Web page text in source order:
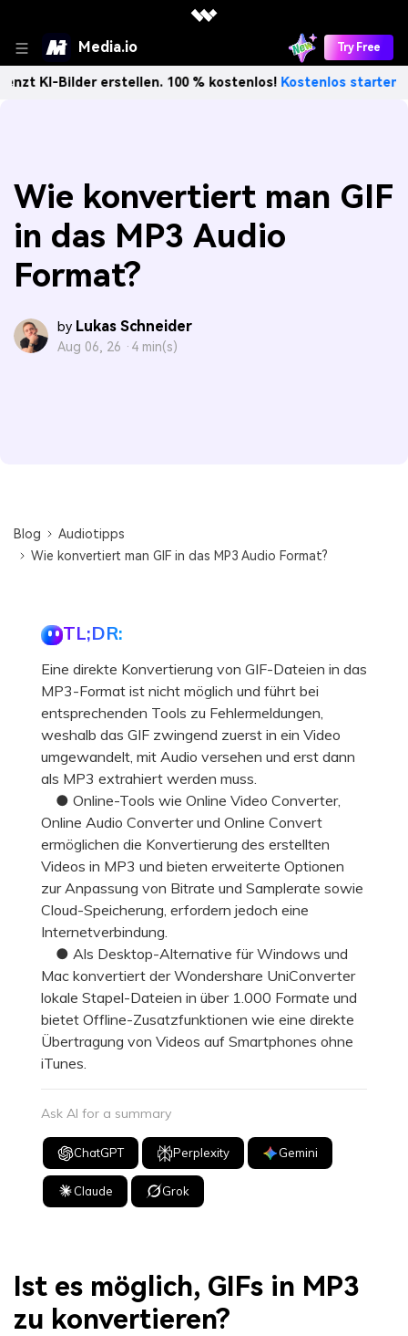
Media.io Try Free
Bilder erstellen. 100 % kostenlos!Kostenlos starten→
Wie konvertiert man GIF
in das MP3 Audio
Format?
by Lukas Schneider
Aug 06, 26 · 4 min(s)
Blog
Audiotipps
Wie konvertiert man GIF in das MP3 Audio Format?
TL;DR:
Eine direkte Konvertierung von GIF-Dateien in das
MP3-Format ist nicht möglich und führt bei
entsprechenden Tools zu Fehlermeldungen,
weshalb das GIF zwingend zuerst in ein Video
umgewandelt, mit Audio versehen und erst dann
als MP3 extrahiert werden muss.
● Online-Tools wie Online Video Converter,
Online Audio Converter und Online Convert
ermöglichen die Konvertierung des erstellten
Videos in MP3 und bieten erweiterte Optionen
zur Anpassung von Bitrate und Samplerate sowie
Cloud-Speicherung, erfordern jedoch eine
Internetverbindung.
● Als Desktop-Alternative für Windows und
Mac konvertiert der Wondershare UniConverter
lokale Stapel-Dateien in über 1.000 Formate und
bietet Offline-Zusatzfunktionen wie eine direkte
Übertragung von Videos auf Smartphones ohne
iTunes.
Ask AI for a summary
ChatGPT Perplexity Gemini
Claude Grok
Ist es möglich, GIFs in MP3
zu konvertieren?